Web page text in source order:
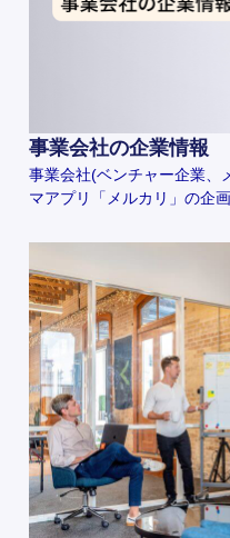
事業会社の企業情報
事業会社(ベンチャー企業、
マアプリ「メルカリ」の企